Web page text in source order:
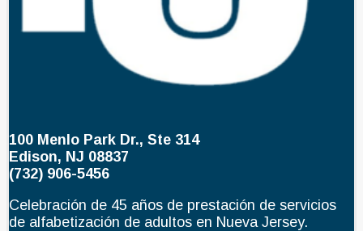
100 Menlo Park Dr., Ste 314
Edison, NJ 08837
(732) 906-5456
Celebración de 45 años de prestación de servicios
de alfabetización de adultos en Nueva Jersey.